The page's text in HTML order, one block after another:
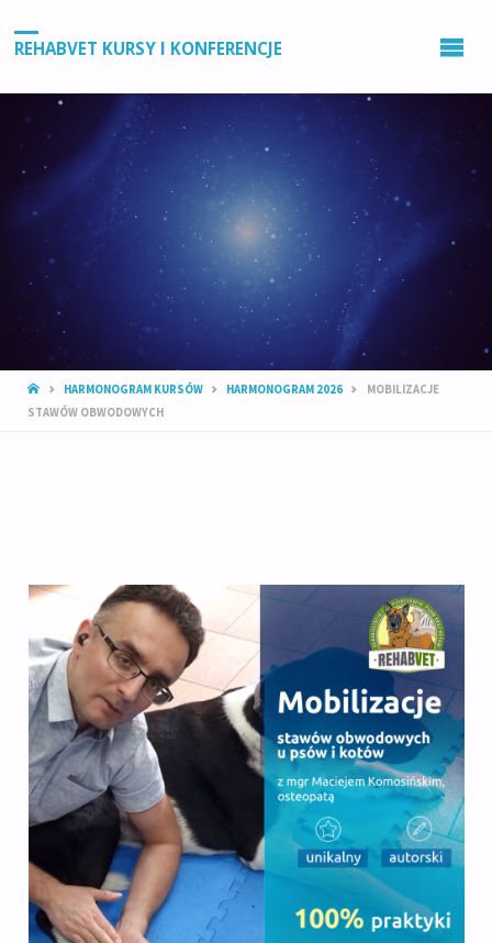
REHABVET KURSY I KONFERENCJE
STRONA
GŁÓWNA
HARMONOGRAM KURSÓW HARMONOGRAM 2026
MOBILIZACJE
STAWÓW OBWODOWYCH